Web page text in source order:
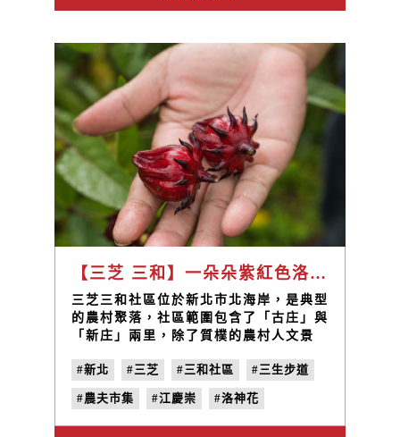
【三芝 三和】一朵朵紫紅色洛神花 凝聚起農村居民的心 / 三和社區發展協會理事長 江慶崇
三芝三和社區位於新北市北海岸，是典型
的農村聚落，社區範圍包含了「古庄」與
「新庄」兩里，除了質樸的農村人文景
和社區通過農村再生計畫，在社區居民的
努力下積極活化與推廣聚落文化與產業發
展，賦予傳統農村新的面貌。
#新北 #三芝 #三和社區 #三生步道
#農夫市集 #江慶崇 #洛神花
#地味誌 #鮮味之秋 #農民力 #vol.4